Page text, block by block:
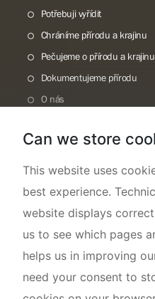
Potřebuji vyřídit
Chráníme přírodu a krajinu
Pečujeme o přírodu a krajinu
Dokumentujeme přírodu
O nás
Can we store
This website uses
best experience.
website displays
us to see which pages
helps us in improving
need your consent to